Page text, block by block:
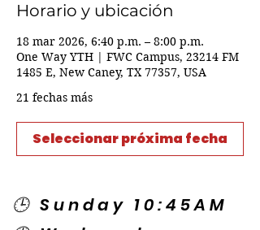
Horario y ubicación
18 mar 2026, 6:40 p.m. – 8:00 p.m.
One Way YTH | FWC Campus, 23214 FM
1485 E, New Caney, TX 77357, USA
21 fechas más
Seleccionar próxima fecha
🕒 Sunday 10:45AM